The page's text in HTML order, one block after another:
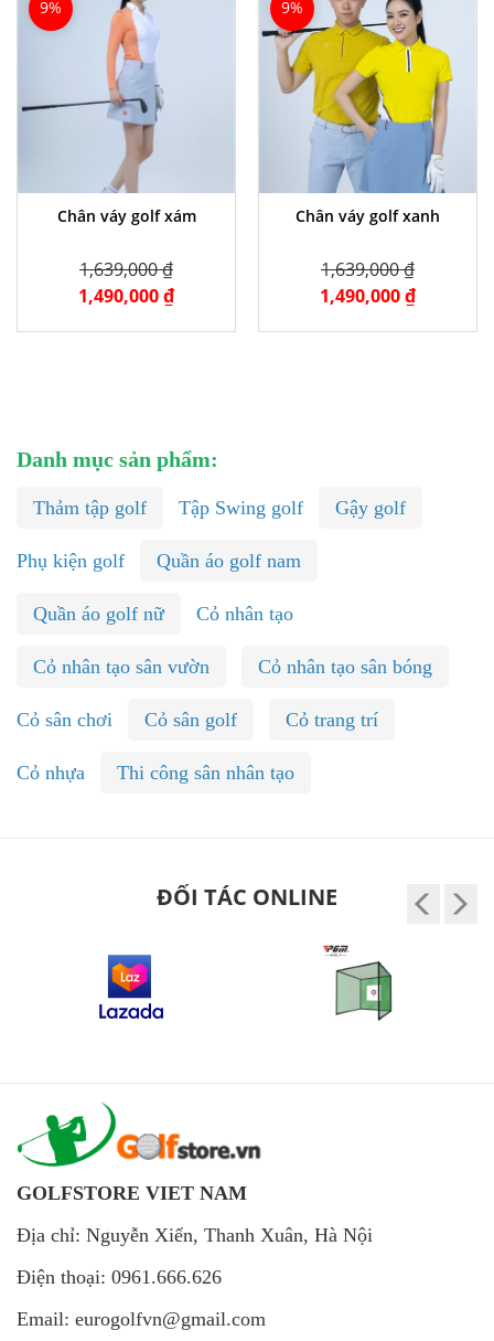
9%
Chân váy golf xám
1,639,000 ₫
1,490,000 ₫
9%
Chân váy golf xanh
1,639,000 ₫
1,490,000 ₫
Danh mục sản phẩm:
Thảm tập golf Tập Swing golf Gậy golf
Phụ kiện golf Quần áo golf nam
Quần áo golf nữ Cỏ nhân tạo
Cỏ nhân tạo sân vườn Cỏ nhân tạo sân bóng
Cỏ sân chơi Cỏ sân golf Cỏ trang trí
Cỏ nhựa Thi công sân nhân tạo
ĐỐI TÁC ONLINE
GOLFSTORE VIET NAM
Địa chỉ: Nguyễn Xiển, Thanh Xuân, Hà Nội
Điện thoại: 0961.666.626
Email: eurogolfvn@gmail.com